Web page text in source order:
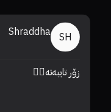
SH
Shraddha
زۆر تایبەتە❤️‍🔥